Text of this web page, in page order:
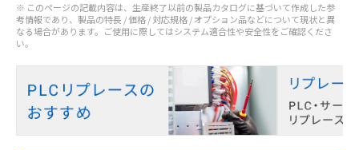
※ このページの記載内容は、生産終了以前の製品カタログに基づいて作成した参
考情報であり、製品の特長 / 価格 / 対応規格 / オプション品などについて現状と異
なる場合があります。ご使用に際してはシステム適合性や安全性をご確認くださ
い。